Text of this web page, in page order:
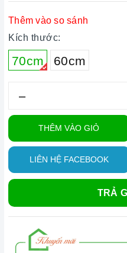
Thêm vào so sánh
Kích thước:
70cm 60cm
–
THÊM VÀO GIỎ
LIÊN HỆ FACEBOOK
TRẢ